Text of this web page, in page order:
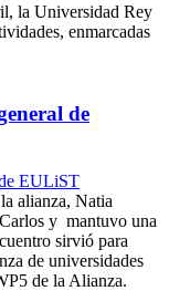
la Universidad Rey
enmarcadas
de
alianza, Natia
y mantuvo una
sirvió para
de universidades
de la Alianza.